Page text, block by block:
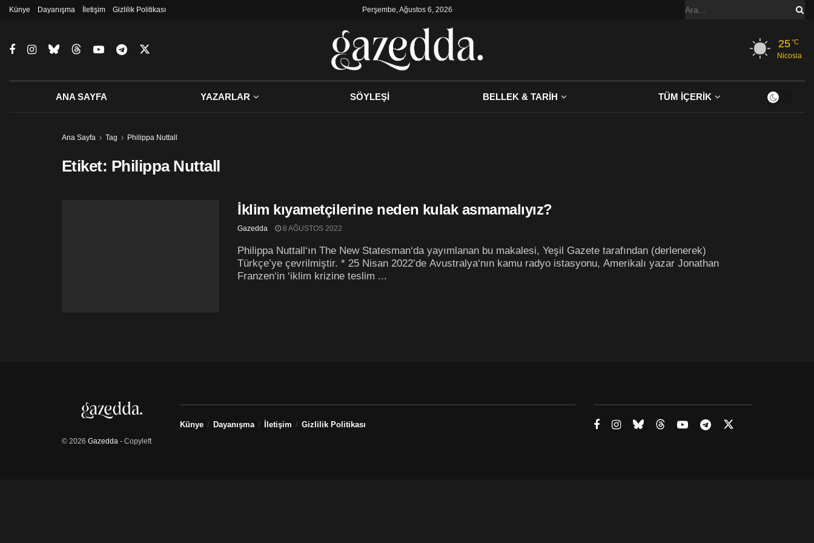
Künye Dayanışma İletişim Gizlilik Politikası Perşembe, Ağustos 6, 2026
25°C
Nicosia
ANA SAYFA YAZARLAR SÖYLEŞİ BELLEK & TARİH TÜM İÇERİK
Ana Sayfa Tag Philippa Nuttall
Etiket: Philippa Nuttall
İklim kıyametçilerine neden kulak asmamalıyız?
Gazedda 8 AĞUSTOS 2022
Philippa Nuttall‘ın The New Statesman‘da yayımlanan bu makalesi, Yeşil Gazete tarafından (derlenerek)
Türkçe’ye çevrilmiştir. * 25 Nisan 2022’de Avustralya‘nın kamu radyo istasyonu, Amerikalı yazar Jonathan
Franzen‘in ‘iklim krizine teslim ...
© 2026 Gazedda - Copyleft
Künye Dayanışma İletişim Gizlilik Politikası